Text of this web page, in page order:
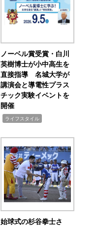
ノーベル賞受賞・白川
英樹博士が小中高生を
直接指導 名城大学が
講演会と導電性プラス
チック実験イベントを
開催
ライフスタイル
始球式の杉谷拳士さ